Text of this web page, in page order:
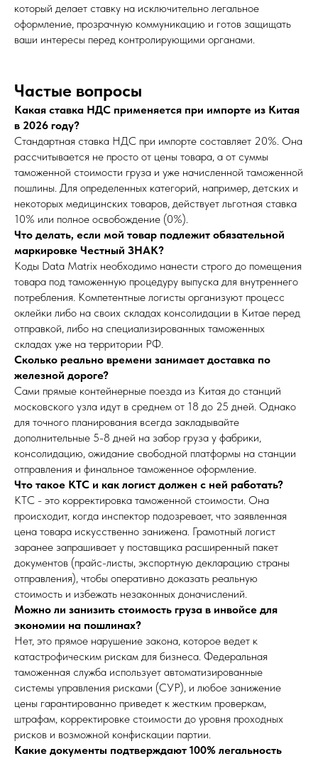
который делает ставку на исключительно легальное
оформление, прозрачную коммуникацию и готов защищать
ваши интересы перед контролирующими органами.
Частые вопросы
Какая ставка НДС применяется при импорте из Китая
в 2026 году?
Стандартная ставка НДС при импорте составляет 20%. Она
рассчитывается не просто от цены товара, а от суммы
таможенной стоимости груза и уже начисленной таможенной
пошлины. Для определенных категорий, например, детских и
некоторых медицинских товаров, действует льготная ставка
10% или полное освобождение (0%).
Что делать, если мой товар подлежит обязательной
маркировке Честный ЗНАК?
Коды Data Matrix необходимо нанести строго до помещения
товара под таможенную процедуру выпуска для внутреннего
потребления. Компетентные логисты организуют процесс
оклейки либо на своих складах консолидации в Китае перед
отправкой, либо на специализированных таможенных
складах уже на территории РФ.
Сколько реально времени занимает доставка по
железной дороге?
Сами прямые контейнерные поезда из Китая до станций
московского узла идут в среднем от 18 до 25 дней. Однако
для точного планирования всегда закладывайте
дополнительные 5-8 дней на забор груза у фабрики,
консолидацию, ожидание свободной платформы на станции
отправления и финальное таможенное оформление.
Что такое КТС и как логист должен с ней работать?
КТС - это корректировка таможенной стоимости. Она
происходит, когда инспектор подозревает, что заявленная
цена товара искусственно занижена. Грамотный логист
заранее запрашивает у поставщика расширенный пакет
документов (прайс-листы, экспортную декларацию страны
отправления), чтобы оперативно доказать реальную
стоимость и избежать незаконных доначислений.
Можно ли занизить стоимость груза в инвойсе для
экономии на пошлинах?
Нет, это прямое нарушение закона, которое ведет к
катастрофическим рискам для бизнеса. Федеральная
таможенная служба использует автоматизированные
системы управления рисками (СУР), и любое занижение
цены гарантированно приведет к жестким проверкам,
штрафам, корректировке стоимости до уровня проходных
рисков и возможной конфискации партии.
Какие документы подтверждают 100% легальность